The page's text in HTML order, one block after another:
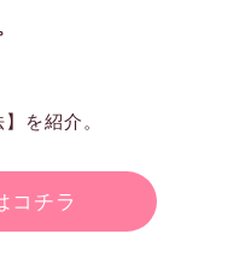
を紹介。
コチラ